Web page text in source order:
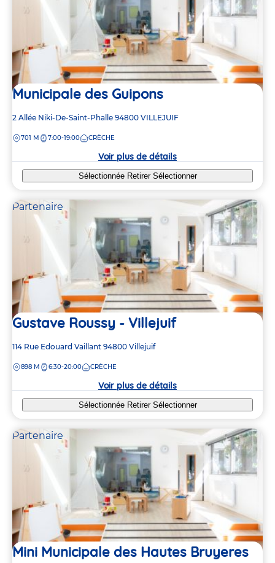
Municipale des Guipons
Adresse
la
2 Allée Niki-De-Saint-Phalle 94800 VILLEJUIF
DISTANCE
701 M 7:00-19:00 CRÈCHE
Voir plus de détails
Sélectionnée Retirer Sélectionner
Partenaire
Gustave Roussy - Villejuif
Adresse
la
114 Rue Edouard Vaillant 94800 Villejuif
DISTANCE
898 M 6:30-20:00 CRÈCHE
Voir plus de détails
Sélectionnée Retirer Sélectionner
Partenaire
Mini Municipale des Hautes Bruyeres